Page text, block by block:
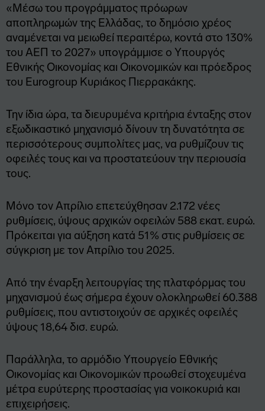
«Μέσω του προγράμματος πρόωρων
αποπληρωμών της Ελλάδας, το δημόσιο χρέος
αναμένεται να μειωθεί περαιτέρω, κοντά στο 130%
του ΑΕΠ το 2027» υπογράμμισε ο Υπουργός
Εθνικής Οικονομίας και Οικονομικών και πρόεδρος
του Eurogroup Κυριάκος Πιερρακάκης.
Την ίδια ώρα, τα διευρυμένα κριτήρια ένταξης στον
εξωδικαστικό μηχανισμό δίνουν τη δυνατότητα σε
περισσότερους συμπολίτες μας, να ρυθμίζουν τις
οφειλές τους και να προστατεύουν την περιουσία
τους.
Μόνο τον Απρίλιο επετεύχθησαν 2.172 νέες
ρυθμίσεις, ύψους αρχικών οφειλών 588 εκατ. ευρώ.
Πρόκειται για αύξηση κατά 51% στις ρυθμίσεις σε
σύγκριση με τον Απρίλιο του 2025.
Από την έναρξη λειτουργίας της πλατφόρμας του
μηχανισμού έως σήμερα έχουν ολοκληρωθεί 60.388
ρυθμίσεις, που αντιστοιχούν σε αρχικές οφειλές
ύψους 18,64 δισ. ευρώ.
Παράλληλα, το αρμόδιο Υπουργείο Εθνικής
Οικονομίας και Οικονομικών προωθεί στοχευμένα
μέτρα ευρύτερης προστασίας για νοικοκυριά και
επιχειρήσεις.